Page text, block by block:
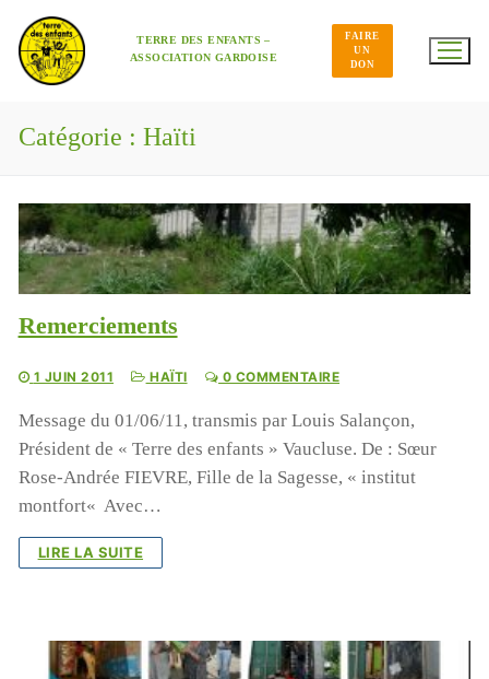
contenu
TERRE DES ENFANTS –
ASSOCIATION GARDOISE
FAIRE
UN
DON
Catégorie : Haïti
Remerciements
1 JUIN 2011 HAÏTI 0 COMMENTAIRE
Message du 01/06/11, transmis par Louis Salançon,
Président de « Terre des enfants » Vaucluse. De : Sœur
Rose-Andrée FIEVRE, Fille de la Sagesse, « institut
montfort« Avec…
LIRE LA SUITE